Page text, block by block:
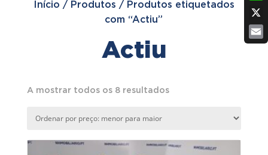
Início / Produtos / Produtos etiquetados
com “Actiu”
Actiu
A mostrar todos os 8 resultadosOrdenado
para
X